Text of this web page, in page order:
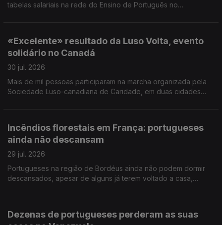
tabelas salariais na rede do Ensino de Português no
«Excelente» resultado da Luso Volta, evento
solidário no Canadá
30 jul. 2026
Mais de mil pessoas participaram na marcha organizada pela
Sociedade Luso-canadiana de Caridade, em duas cidades
Incêndios florestais em França: portugueses
ainda não descansam
29 jul. 2026
Portugueses na região de Bordéus ainda não podem dormir
descansados, apesar de alguns já terem voltado a casa,
Dezenas de portugueses perderam as suas